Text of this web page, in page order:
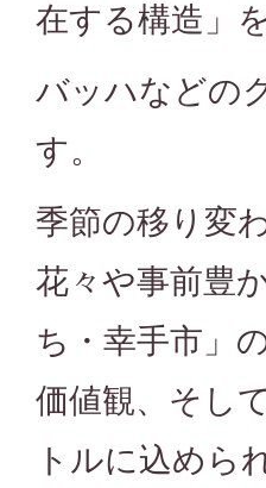
在する構造」
バッハなどの
す。
季節の移り変
花々や事前豊
ち・幸手市」
価値観、そし
トルに込めら